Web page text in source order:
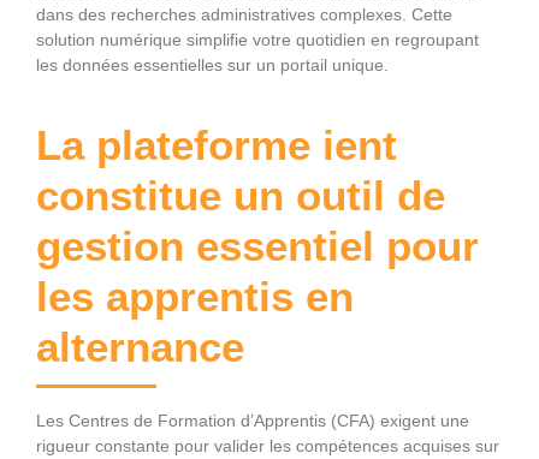
dans des recherches administratives complexes. Cette
solution numérique simplifie votre quotidien en regroupant
les données essentielles sur un portail unique.
La plateforme ient
constitue un outil de
gestion essentiel pour
les apprentis en
alternance
Les Centres de Formation d’Apprentis (CFA) exigent une
rigueur constante pour valider les compétences acquises sur